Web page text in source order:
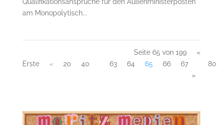
Qualifikationsansprüche für den Außenministerposten
am Monopolytisch...
Seite 65 von 199
«
Erste
« 20 40 63 64 65 66 67
80
»